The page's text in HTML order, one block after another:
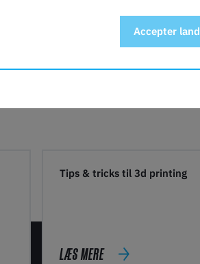
Tips & tricks til 3d printing
LÆS MERE
Accepter land